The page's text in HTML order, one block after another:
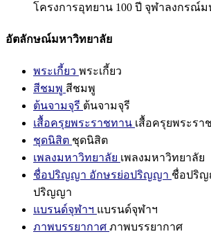
โครงการอุทยาน 100 ปี จุฬาลงกรณ์
อัตลักษณ์มหาวิทยาลัย
พระเกี้ยว พระเกี้ยว
สีชมพู สีชมพู
ต้นจามจุรี ต้นจามจุรี
เสื้อครุยพระราชทาน เสื้อครุยพระรา
ชุดนิสิต ชุดนิสิต
เพลงมหาวิทยาลัย เพลงมหาวิทยาลัย
ชื่อปริญญา อักษรย่อปริญญา ชื่อปริญ
ปริญญา
แบรนด์จุฬาฯ แบรนด์จุฬาฯ
ภาพบรรยากาศ ภาพบรรยากาศ